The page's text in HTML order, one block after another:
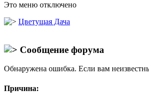
Это меню отключено
Цветущая Дача
Сообщение форума
Обнаружена ошибка. Если вам
Причина: